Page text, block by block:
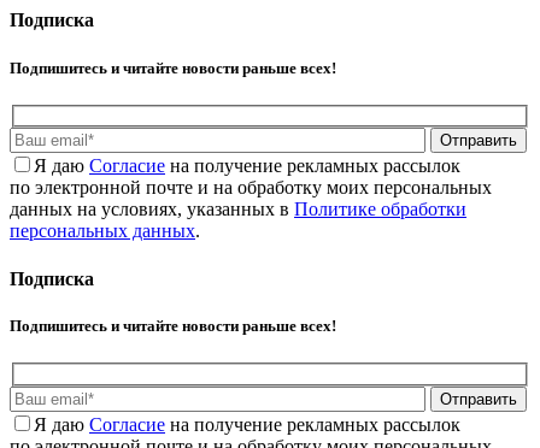
Подписка
Подпишитесь и читайте новости раньше всех!
Отправить
Я даю Cогласие на получение рекламных рассылок
по электронной почте и на обработку моих персональных
данных на условиях, указанных в Политике обработки
персональных данных.
Подписка
Подпишитесь и читайте новости раньше всех!
Отправить
Я даю Cогласие на получение рекламных рассылок